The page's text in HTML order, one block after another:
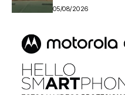
05/08/2026